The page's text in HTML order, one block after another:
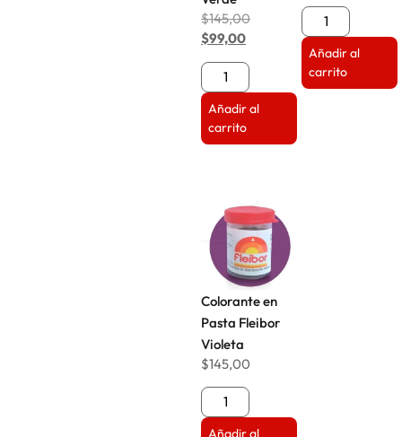
$145,00
$99,00
Añadir al
carrito
Añadir al
carrito
Colorante en
Pasta Fleibor
Violeta
$145,00
Añadir al